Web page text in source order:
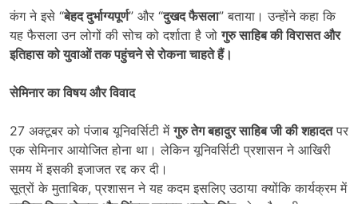
कंग ने इसे “बेहद दुर्भाग्यपूर्ण” और “दुखद फैसला” बताया। उन्होंने कहा कि
यह फैसला उन लोगों की सोच को दर्शाता है जोगुरु साहिब की विरासत और
इतिहास को युवाओं तक पहुंचने से रोकना चाहते हैं।
सेमिनार का विषय और विवाद
27 अक्टूबर को पंजाब यूनिवर्सिटी मेंगुरु तेग बहादुर साहिब जी की शहादतपर
एक सेमिनार आयोजित होना था। लेकिन यूनिवर्सिटी प्रशासन ने आखिरी
समय में इसकी इजाजत रद्द कर दी।
सूत्रों के मुताबिक, प्रशासन ने यह कदम इसलिए उठाया क्योंकि कार्यक्रम में